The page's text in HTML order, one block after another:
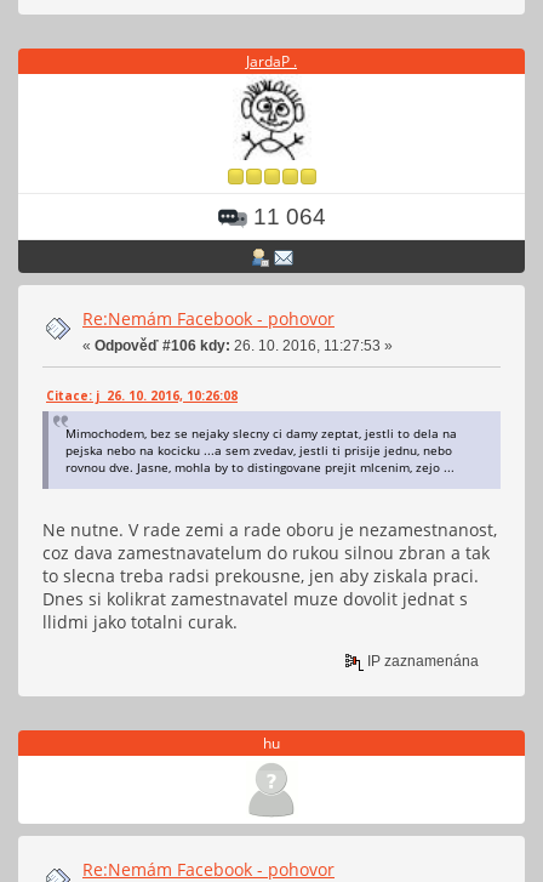
JardaP .
11 064
Re:Nemám Facebook - pohovor
« Odpověď #106 kdy: 26. 10. 2016, 11:27:53 »
Citace: j 26. 10. 2016, 10:26:08
Mimochodem, bez se nejaky slecny ci damy zeptat, jestli to dela na
pejska nebo na kocicku ...a sem zvedav, jestli ti prisije jednu, nebo
rovnou dve. Jasne, mohla by to distingovane prejit mlcenim, zejo ...
Ne nutne. V rade zemi a rade oboru je nezamestnanost,
coz dava zamestnavatelum do rukou silnou zbran a tak
to slecna treba radsi prekousne, jen aby ziskala praci.
Dnes si kolikrat zamestnavatel muze dovolit jednat s
llidmi jako totalni curak.
IP zaznamenána
hu
Re:Nemám Facebook - pohovor